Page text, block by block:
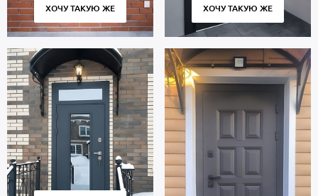
комплектующих и контроль за точным соответствием размеров
обеспечивают плотное прилегание полотна к коробу без
зазоров и сквозняков.
Цена указана за базовый размер 2000х800 мм. Гарантия 5 лет.
Позвоните в отдел продаж или оставьте заявку на сайте, чтобы
купить дверь по индивидуальным размерам. Бесплатный замер.
Быстрое изготовление. Доставка во все города и районы
Москвы и области, установка «под ключ».
ХОЧУ ТАКУЮ ЖЕ ХОЧУ ТАКУЮ ЖЕ